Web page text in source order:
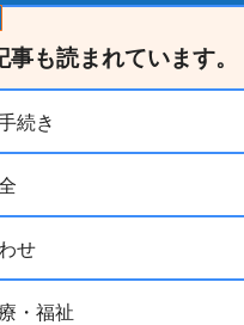
事も読まれています。
続き
せ
・福祉